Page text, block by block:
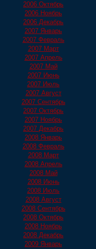
2006 Октябрь
2006 Ноябрь
2006 Декабрь
2007 Январь
2007 Февраль
2007 Март
2007 Апрель
2007 Май
2007 Июнь
2007 Июль
2007 Август
2007 Сентябрь
2007 Октябрь
2007 Ноябрь
2007 Декабрь
2008 Январь
2008 Февраль
2008 Март
2008 Апрель
2008 Май
2008 Июнь
2008 Июль
2008 Август
2008 Сентябрь
2008 Октябрь
2008 Ноябрь
2008 Декабрь
2009 Январь